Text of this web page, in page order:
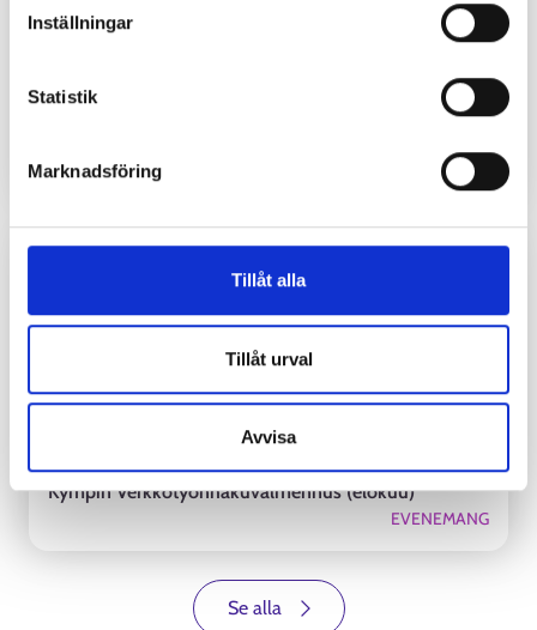
Inställningar
Statistik
Marknadsföring
Tillåt alla
Tillåt urval
Avvisa
EVENEMANG
18.-26.8.2026
Kympin Verkkotyönhakuvalmennus (elokuu)
EVENEMANG
Se alla